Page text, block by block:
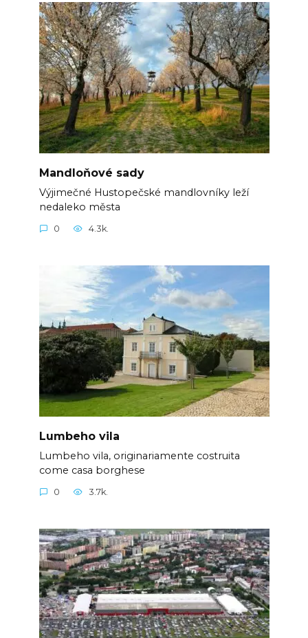
Mandloňové sady
Výjimečné Hustopečské mandlovníky leží
nedaleko města
0 4.3k.
Lumbeho vila
Lumbeho vila, originariamente costruita
come casa borghese
0 3.7k.